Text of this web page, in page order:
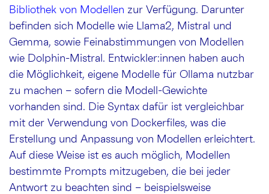
Bibliothek von Modellen zur Verfügung. Darunter
befinden sich Modelle wie Llama2, Mistral und
Gemma, sowie Feinabstimmungen von Modellen
wie Dolphin-Mistral. Entwickler:innen haben auch
die Möglichkeit, eigene Modelle für Ollama nutzbar
zu machen – sofern die Modell-Gewichte
vorhanden sind. Die Syntax dafür ist vergleichbar
mit der Verwendung von Dockerfiles, was die
Erstellung und Anpassung von Modellen erleichtert.
Auf diese Weise ist es auch möglich, Modellen
bestimmte Prompts mitzugeben, die bei jeder
Antwort zu beachten sind – beispielsweise